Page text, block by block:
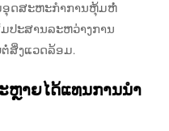
ອຸດສະຫະກໍາການຫຸ້ມຫໍ່
ປະສານລະຫວ່າງການ
ສິ່ງແວດລ້ອມ.
ຫຼາຍໄດ້ແທນການນໍາ